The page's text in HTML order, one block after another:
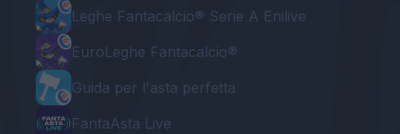
Leghe Fantacalcio® Serie A Enilive
EuroLeghe Fantacalcio®
Guida per l'asta perfetta
FantaAsta Live